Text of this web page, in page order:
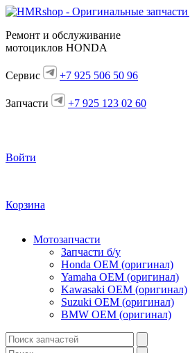
Ремонт и обслуживание
мотоциклов HONDA
Сервис +7 925 506 50 96
Запчасти +7 925 123 02 60
Войти
Корзина
Мотозапчасти
Запчасти б/у
Honda OEM (оригинал)
Yamaha OEM (оригинал)
Kawasaki OEM (оригинал)
Suzuki OEM (оригинал)
BMW OEM (оригинал)